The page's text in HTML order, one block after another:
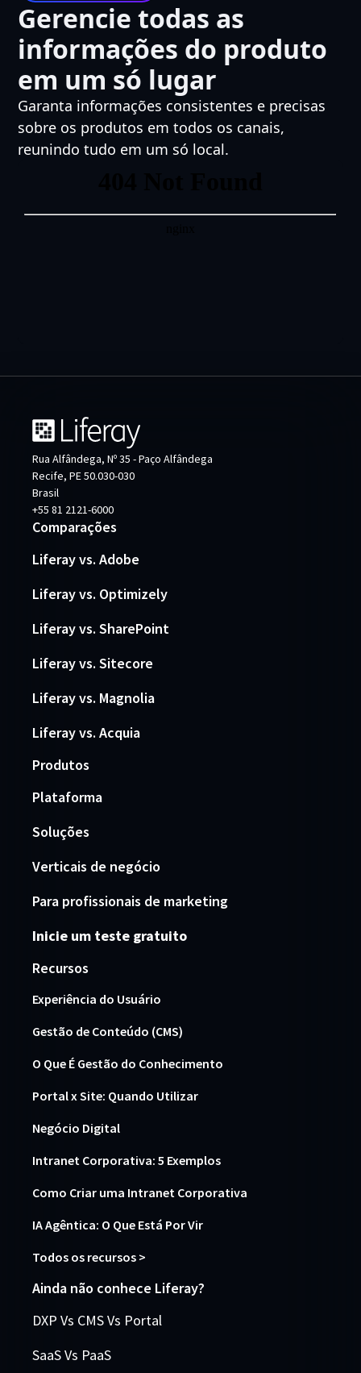
Gerencie todas as
informações do produto
em um só lugar
Garanta informações consistentes e precisas
sobre os produtos em todos os canais,
reunindo tudo em um só local.
Rua Alfândega, Nº 35 - Paço Alfândega
Recife, PE 50.030-030
Brasil
+55 81 2121-6000
Comparações
Liferay vs. Adobe
Liferay vs. Optimizely
Liferay vs. SharePoint
Liferay vs. Sitecore
Liferay vs. Magnolia
Liferay vs. Acquia
Produtos
Plataforma
Soluções
Verticais de negócio
Para profissionais de marketing
Inicie um teste gratuito
Recursos
Experiência do Usuário
Gestão de Conteúdo (CMS)
O Que É Gestão do Conhecimento
Portal x Site: Quando Utilizar
Negócio Digital
Intranet Corporativa: 5 Exemplos
Como Criar uma Intranet Corporativa
IA Agêntica: O Que Está Por Vir
Todos os recursos >
Ainda não conhece Liferay?
DXP Vs CMS Vs Portal
SaaS Vs PaaS